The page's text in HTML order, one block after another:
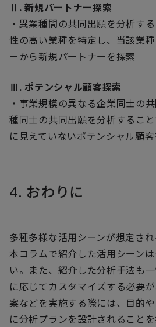
Ⅱ. 新規パートナー探索
・異業種間の共同出願を分析す
性の高い業種を特定し、当該業
ーから新規パートナーを探索
Ⅲ. ポテンシャル顧客探索
・事業規模の異なる企業同士の
種同士の共同出願を分析するこ
に見えていないポテンシャル顧
4. おわりに
多種多様な活用シーンが想定され
本コラムで紹介した活用シーン
い。また、紹介した分析手法も
に応じてカスタマイズする必要
案などを実施する際には、目的
に分析プランを設計されることを